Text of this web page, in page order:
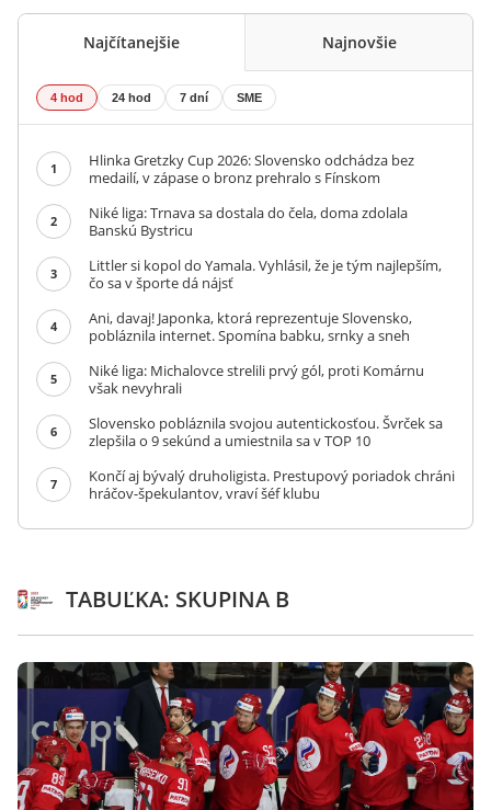
Najčítanejšie Najnovšie
4 hod 24 hod 7 dní SME
1
Hlinka Gretzky Cup 2026: Slovensko odchádza bez
medailí, v zápase o bronz prehralo s Fínskom
2
Niké liga: Trnava sa dostala do čela, doma zdolala
Banskú Bystricu
3
Littler si kopol do Yamala. Vyhlásil, že je tým najlepším,
čo sa v športe dá nájsť
4
Ani, davaj! Japonka, ktorá reprezentuje Slovensko,
pobláznila internet. Spomína babku, srnky a sneh
5
Niké liga: Michalovce strelili prvý gól, proti Komárnu
však nevyhrali
6
Slovensko pobláznila svojou autentickosťou. Švrček sa
zlepšila o 9 sekúnd a umiestnila sa v TOP 10
7
Končí aj bývalý druholigista. Prestupový poriadok chráni
hráčov-špekulantov, vraví šéf klubu
TABUĽKA: SKUPINA B